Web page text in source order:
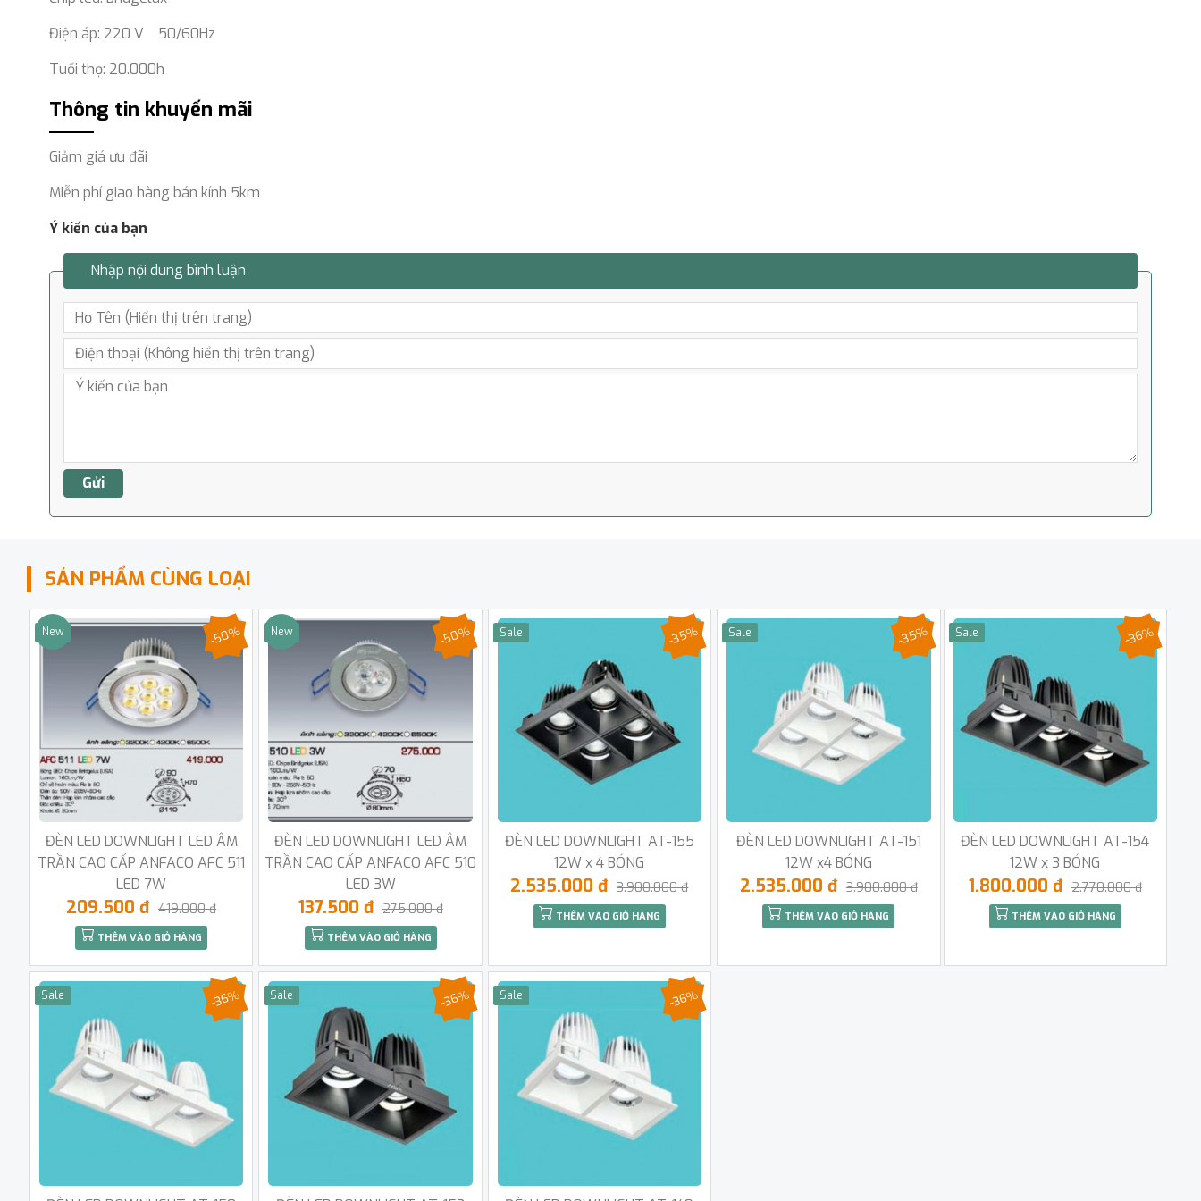
Điện áp: 220 V 50/60Hz
Tuổi thọ: 20.000h
Thông tin khuyến mãi
Giảm giá ưu đãi
Miễn phí giao hàng bán kính 5km
Ý kiến của bạn
Nhập nội dung bình luận
SẢN PHẨM CÙNG LOẠI
Sale
New
ĐÈN LED DOWNLIGHT LED ÂM
TRẦN CAO CẤP ANFACO AFC 511
LED 7W
-50%
209.500 đ 419.000 đ
THÊM VÀO GIỎ HÀNG
Sale
New
ĐÈN LED DOWNLIGHT LED ÂM
TRẦN CAO CẤP ANFACO AFC 510
LED 3W
-50%
137.500 đ 275.000 đ
THÊM VÀO GIỎ HÀNG
Sale
ĐÈN LED DOWNLIGHT AT-155
12W x 4 BÓNG
-35%
2.535.000 đ 3.900.000 đ
THÊM VÀO GIỎ HÀNG
Sale
ĐÈN LED DOWNLIGHT AT-151
12W x4 BÓNG
-35%
2.535.000 đ 3.900.000 đ
THÊM VÀO GIỎ HÀNG
Sale
ĐÈN LED DOWNLIGHT AT-154
12W x 3 BÓNG
-36%
1.800.000 đ 2.770.000 đ
THÊM VÀO GIỎ HÀNG
Sale -36% Sale -36% Sale -36%